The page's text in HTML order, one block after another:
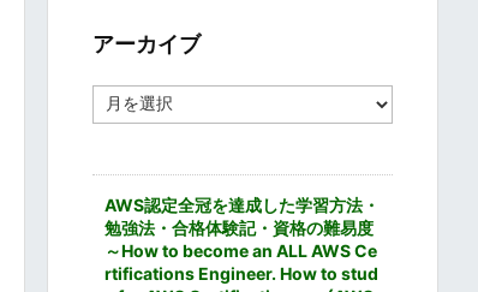
ー
アーカイブ
ー
AWS認定全冠を達成した学習方法・
勉強法・合格体験記・資格の難易度
～How to become an ALL AWS Ce
rtifications Engineer. How to stud